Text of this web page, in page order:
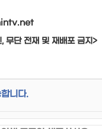
무단 전재 및 재배포 금지>
니다.